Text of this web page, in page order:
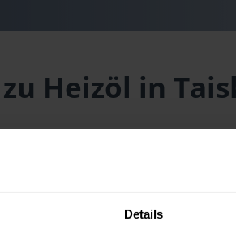
Details
Heizöl in
aktuell bei
erhalten Sie über unseren